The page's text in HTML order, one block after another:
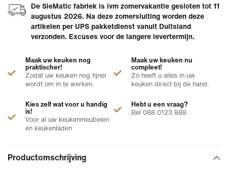
De SieMatic fabriek is ivm zomervakantie gesloten tot 11
augustus 2026. Na deze zomersluiting worden deze
artikelen per UPS pakketdienst vanuit Duitsland
verzonden. Excuses voor de langere levertermijn.
Maak uw keuken nog
praktischer!
Zodat uw keuken nog fijner
wordt om in te werken.
Maak uw keuken nu
compleet!
Zo heeft u alles in uw
keuken direct bij de hand.
Kies zelf wat voor u handig
is!
Voor al uw keukenmeubelen
en keukenladen
Hebt u een vraag?
Bel 088 0123 888
Productomschrijving